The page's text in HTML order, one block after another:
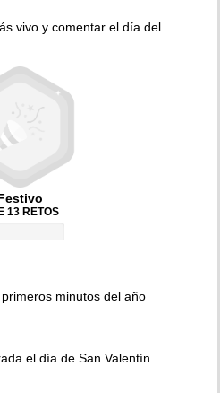
vivo y comentar el día del
13 RETOS
minutos del año
el día de San Valentín